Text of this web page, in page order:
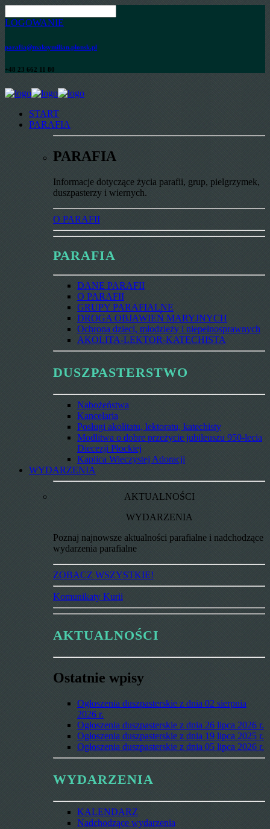
LOGOWANIE
parafia@maksymilian.plonsk.pl
+48 23 662 11 80
START
PARAFIA
PARAFIA
Informacje dotyczące życia parafii, grup, pielgrzymek,
duszpasterzy i wiernych.
O PARAFII
PARAFIA
DANE PARAFII
O PARAFII
GRUPY PARAFIALNE
DROGA OBJAWIEŃ MARYJNYCH
Ochrona dzieci, młodzieży i niepełnosprawnych
AKOLITA-LEKTOR-KATECHISTA
DUSZPASTERSTWO
Nabożeństwa
Kancelaria
Posługi akolitatu, lektoratu, katechisty
Modlitwa o dobre przeżycie jubileuszu 950-lecia
Diecezji Płockiej
Kaplica Wieczystej Adoracji
WYDARZENIA
AKTUALNOŚCI
WYDARZENIA
Poznaj najnowsze aktualności parafialne i nadchodzące
wydarzenia parafialne
ZOBACZ WSZYSTKIE!
Komunikaty Kurii
AKTUALNOŚCI
Ostatnie wpisy
Ogłoszenia duszpasterskie z dnia 02 sierpnia
2026 r.
Ogłoszenia duszpasterskie z dnia 26 lipca 2026 r.
Ogłoszenia duszpasterskie z dnia 19 lipca 2025 r.
Ogłoszenia duszpasterskie z dnia 05 lipca 2026 r.
WYDARZENIA
KALENDARZ
Nadchodzące wydarzenia